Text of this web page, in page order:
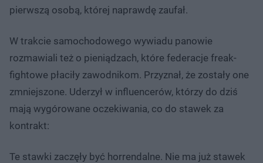
pierwszą osobą, której naprawdę zaufał.
W trakcie samochodowego wywiadu panowie
rozmawiali też o pieniądzach, które federacje freak-
fightowe płaciły zawodnikom. Przyznał, że zostały one
zmniejszone. Uderzył w influencerów, którzy do dziś
mają wygórowane oczekiwania, co do stawek za
kontrakt:
Te stawki zaczęły być horrendalne. Nie ma już stawek